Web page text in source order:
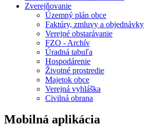
Zverejňovanie
Územný plán obce
Faktúry, zmluvy a objednávky
Verejné obstarávanie
FZO - Archív
Úradná tabuľa
Hospodárenie
Životné prostredie
Majetok obce
Verejná vyhláška
Civilná obrana
Mobilná aplikácia